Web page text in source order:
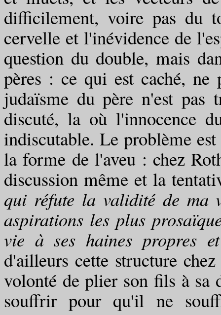
difficilement, voire pas du
cervelle et l'inévidence de
question du double, mais
pères : ce qui est caché,
judaïsme du père n'est pas
discuté, la où l'innocence
indiscutable. Le problème
la forme de l'aveu : chez
discussion même et la
qui réfute la validité de ma
aspirations les plus
vie à ses haines propres
d'ailleurs cette structure
volonté de plier son fils à sa
souffrir pour qu'il ne